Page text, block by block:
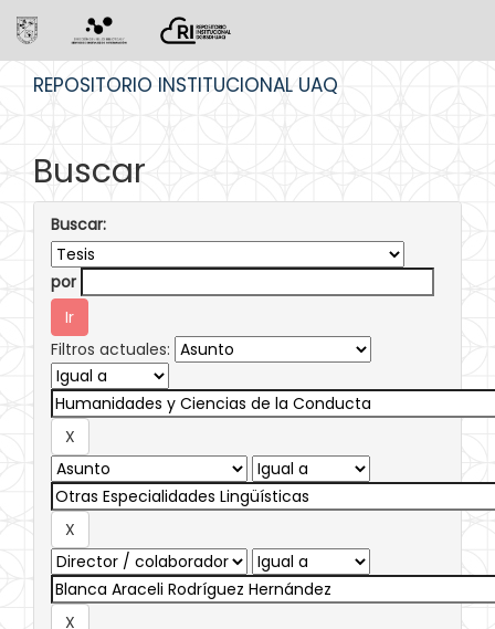
REPOSITORIO INSTITUCIONAL UAQ
Buscar
Buscar:
por
Filtros actuales: